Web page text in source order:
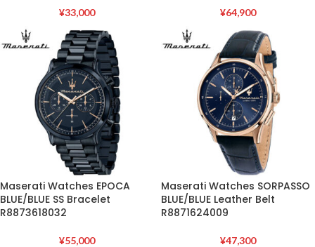
¥33,000 ¥64,900
Maserati Watches EPOCA
BLUE/BLUE SS Bracelet
R8873618032
¥55,000
Maserati Watches SORPASSO
BLUE/BLUE Leather Belt
R8871624009
¥47,300